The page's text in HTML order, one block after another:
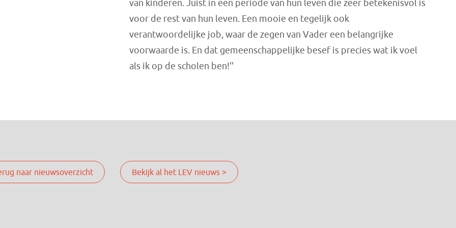
van kinderen. Juist in een periode van hun leven die zeer betekenisvol is
voor de rest van hun leven. Een mooie en tegelijk ook
verantwoordelijke job, waar de zegen van Vader een belangrijke
voorwaarde is. En dat gemeenschappelijke besef is precies wat ik voel
als ik op de scholen ben!''
naar nieuwsoverzicht Bekijk al het LEV nieuws >